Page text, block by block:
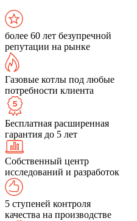
более 60 лет безупречной
репутации на рынке
Газовые котлы под любые
потребности клиента
Бесплатная расширенная
гарантия до 5 лет
Собственный центр
исследований и разработок
5 ступеней контроля
качества на производстве